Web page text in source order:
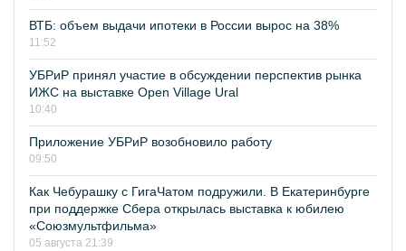
ВТБ: объем выдачи ипотеки в России вырос на 38%
11:52
УБРиР принял участие в обсуждении перспектив рынка
ИЖС на выставке Open Village Ural
10:40
Приложение УБРиР возобновило работу
09:50
Как Чебурашку с ГигаЧатом подружили. В Екатеринбурге
при поддержке Сбера открылась выставка к юбилею
«Союзмультфильма»
05 августа 21:39